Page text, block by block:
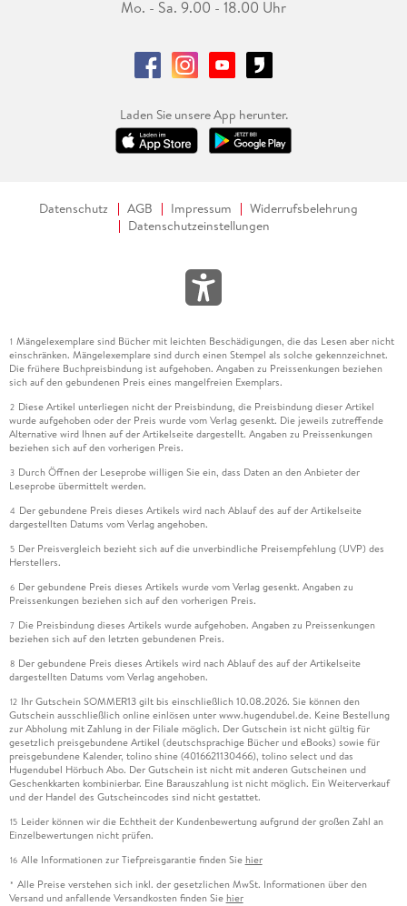
Mo. - Sa. 9.00 - 18.00 Uhr
Laden Sie unsere App herunter.
Datenschutz AGB Impressum
Widerrufsbelehrung
Datenschutzeinstellungen
1 Mängelexemplare sind Bücher mit leichten Beschädigungen, die das Lesen aber nicht
einschränken. Mängelexemplare sind durch einen Stempel als solche gekennzeichnet.
Die frühere Buchpreisbindung ist aufgehoben. Angaben zu Preissenkungen beziehen
sich auf den gebundenen Preis eines mangelfreien Exemplars.
2 Diese Artikel unterliegen nicht der Preisbindung, die Preisbindung dieser Artikel
wurde aufgehoben oder der Preis wurde vom Verlag gesenkt. Die jeweils zutreffende
Alternative wird Ihnen auf der Artikelseite dargestellt. Angaben zu Preissenkungen
beziehen sich auf den vorherigen Preis.
3 Durch Öffnen der Leseprobe willigen Sie ein, dass Daten an den Anbieter der
Leseprobe übermittelt werden.
4 Der gebundene Preis dieses Artikels wird nach Ablauf des auf der Artikelseite
dargestellten Datums vom Verlag angehoben.
5 Der Preisvergleich bezieht sich auf die unverbindliche Preisempfehlung (UVP) des
Herstellers.
6 Der gebundene Preis dieses Artikels wurde vom Verlag gesenkt. Angaben zu
Preissenkungen beziehen sich auf den vorherigen Preis.
7 Die Preisbindung dieses Artikels wurde aufgehoben. Angaben zu Preissenkungen
beziehen sich auf den letzten gebundenen Preis.
8 Der gebundene Preis dieses Artikels wird nach Ablauf des auf der Artikelseite
dargestellten Datums vom Verlag angehoben.
12 Ihr Gutschein SOMMER13 gilt bis einschließlich 10.08.2026. Sie können den
Gutschein ausschließlich online einlösen unter www.hugendubel.de. Keine Bestellung
zur Abholung mit Zahlung in der Filiale möglich. Der Gutschein ist nicht gültig für
gesetzlich preisgebundene Artikel (deutschsprachige Bücher und eBooks) sowie für
preisgebundene Kalender, tolino shine (4016621130466), tolino select und das
Hugendubel Hörbuch Abo. Der Gutschein ist nicht mit anderen Gutscheinen und
Geschenkkarten kombinierbar. Eine Barauszahlung ist nicht möglich. Ein Weiterverkauf
und der Handel des Gutscheincodes sind nicht gestattet.
15 Leider können wir die Echtheit der Kundenbewertung aufgrund der großen Zahl an
Einzelbewertungen nicht prüfen.
16 Alle Informationen zur Tiefpreisgarantie finden Sie hier
* Alle Preise verstehen sich inkl. der gesetzlichen MwSt. Informationen über den
Versand und anfallende Versandkosten finden Sie hier